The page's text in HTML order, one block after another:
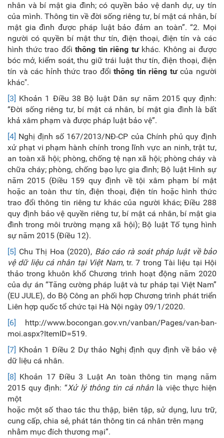
nhân và bí mật gia đình; có quyền bảo vệ danh dự, uy tín
của mình. Thông tin về đời sống riêng tư, bí mật cá nhân, bí
mật gia đình được pháp luật bảo đảm an toàn”. “2. Mọi
người có quyền bí mật thư tín, điện thoại, điện tín và các
hình thức trao đổithông tin riêng tư khác. Không ai được
bóc mở, kiểm soát, thu giữ trái luật thư tín, điện thoại, điện
tín và các hỉnh thức trao đổithông tin riêng tưcủa người
khác".
[3] Khoản 1 Điều 38 Bộ luật Dân sự năm 2015 quy định:
“Đời sống riêng tư, bí mật cá nhân, bí mật gia đình là bất
khả xâm phạm và được pháp luật bảo vệ”.
[4] Nghị định số 167/2013/NĐ-CP của Chính phủ quy định
xử phạt vi phạm hành chính trong lĩnh vực an ninh, trật tư,
an toàn xã hội; phòng, chống tệ nạn xã hội; phòng cháy và
chữa cháy; phòng, chống bạo lực gia đình; Bộ luật Hình sự
năm 2015 (Điều 159 quy định về tội xâm phạm bí mật
hoặc an toàn thư tín, điện thoại, điện tín hoặc hình thức
trao đổi thông tin riêng tư khác của người khác; Điều 288
quy định bảo vệ quyền riêng tư, bí mật cá nhân, bí mật gia
đình trong môi trường mạng xã hội); Bộ luật Tố tụng hình
sự năm 2015 (Điều 12).
[5] Chu Thị Hoa (2020), Báo cáo rà soát pháp luật về bảo
vệ dữ liệu cá nhân tại Việt Nam, tr. 7 trong Tài liệu tại Hội
thảo trong khuôn khổ Chương trình hoạt động năm 2020
của dự án “Tăng cường pháp luật và tư pháp tại Việt Nam”
(EU JULE), do Bộ Công an phối hợp Chương trình phát triển
Liên hợp quốc tổ chức tại Hà Nội ngày 09/1/2020.
[6]
http://www.bocongan.gov.vn/vanban/Pages/van-ban-
moi.aspx?ItemID=519.
[7] Khoản 1 Điều 2 Dự thảo Nghị định quy định về bảo vệ
dữ liệu cá nhân.
[8] Khoản 17 Điều 3 Luật An toàn thông tin mạng năm
2015 quy định: “Xử lý thông tin cá nhân là việc thực hiện
một
hoặc một số thao tác thu thập, biên tập, sử dụng, lưu trữ,
cung cấp, chia sẻ, phát tán thông tin cá nhân trên mạng
nhằm mục đích thương mại”.